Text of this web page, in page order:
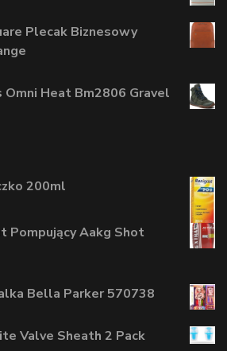
Plecak Biznesowy
Omni Heat Bm2806 Gravel
200ml
Pompujący Aakg Shot
Bella Parker 570738
Valve Sheath 2 Pack